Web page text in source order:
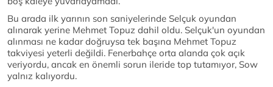
Bu arada ilk yarının son saniyelerinde Selçuk oyundan
alınarak yerine Mehmet Topuz dahil oldu. Selçuk'un oyundan
alınması ne kadar doğruysa tek başına Mehmet Topuz
takviyesi yeterli değildi. Fenerbahçe orta alanda çok açık
veriyordu, ancak en önemli sorun ileride top tutamıyor, Sow
yalnız kalıyordu.